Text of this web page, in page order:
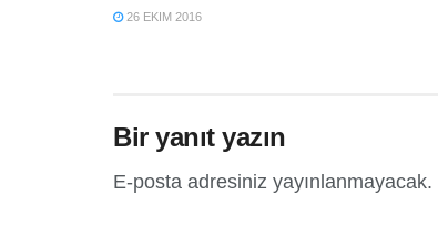
26 EKIM 2016
Bir yanıt yazın
E-posta adresiniz yayınlanmayacak.